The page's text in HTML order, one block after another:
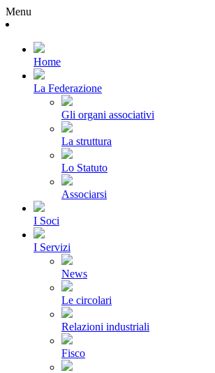
Menu
Home
La Federazione
Gli organi associativi
La struttura
Lo Statuto
Associarsi
I Soci
I Servizi
News
Le circolari
Relazioni industriali
Fisco